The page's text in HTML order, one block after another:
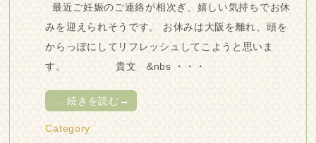
最近ご妊娠のご連絡が相次ぎ、嬉しい気持ちでお休
みを迎えられそうです。 お休みは大阪を離れ、頭を
からっぽにしてリフレッシュしてこようと思いま
す。 貴文 &nbs ・・・
… 続きを読む→
Category